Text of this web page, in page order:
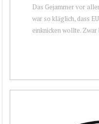
Das Gejammer vor
war so kläglich, dass
einknicken wollte. Zwar